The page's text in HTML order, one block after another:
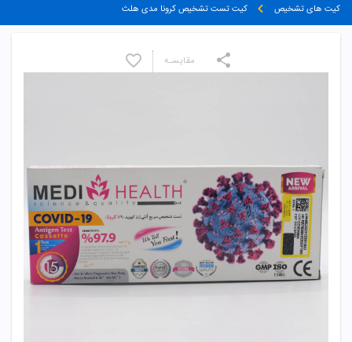
کیت های تشخیص
کیت تست تشخیص کرونا مدی هلث
مقایسـه